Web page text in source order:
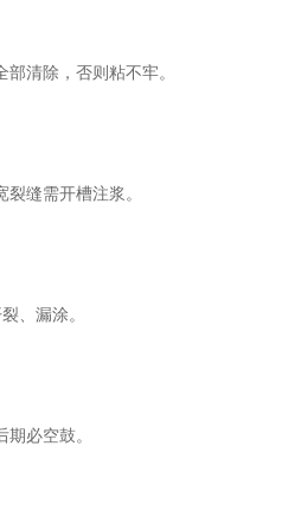
清除，否则粘不牢。
缝需开槽注浆。
、漏涂。
必空鼓。